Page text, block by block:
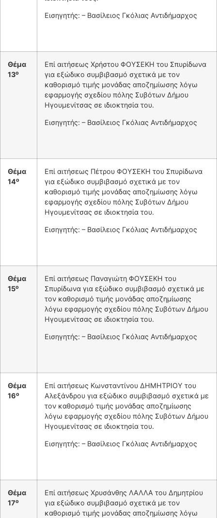
Εισηγητής: – Βασίλειος Γκόλιας Αντιδήμαρχος
Θέμα
13ο
Επί αιτήσεως Χρήστου ΦΟΥΣΕΚΗ του Σπυρίδωνα
για εξώδικο συμβιβασμό σχετικά με τον
καθορισμό τιμής μονάδας αποζημίωσης λόγω
εφαρμογής σχεδίου πόλης Συβότων Δήμου
Ηγουμενίτσας σε ιδιοκτησία του.
Εισηγητής: – Βασίλειος Γκόλιας Αντιδήμαρχος
Θέμα
14ο
Επί αιτήσεως Πέτρου ΦΟΥΣΕΚΗ του Σπυρίδωνα
για εξώδικο συμβιβασμό σχετικά με τον
καθορισμό τιμής μονάδας αποζημίωσης λόγω
εφαρμογής σχεδίου πόλης Συβότων Δήμου
Ηγουμενίτσας σε ιδιοκτησία του.
Εισηγητής: – Βασίλειος Γκόλιας Αντιδήμαρχος
Θέμα
15ο
Επί αιτήσεως Παναγιώτη ΦΟΥΣΕΚΗ του
Σπυρίδωνα για εξώδικο συμβιβασμό σχετικά με
τον καθορισμό τιμής μονάδας αποζημίωσης
λόγω εφαρμογής σχεδίου πόλης Συβότων Δήμου
Ηγουμενίτσας σε ιδιοκτησία του.
Εισηγητής: – Βασίλειος Γκόλιας Αντιδήμαρχος
Θέμα
16ο
Επί αιτήσεως Κωνσταντίνου ΔΗΜΗΤΡΙΟΥ του
Αλεξάνδρου για εξώδικο συμβιβασμό σχετικά με
τον καθορισμό τιμής μονάδας αποζημίωσης
λόγω εφαρμογής σχεδίου πόλης Συβότων Δήμου
Ηγουμενίτσας σε ιδιοκτησία του.
Εισηγητής: – Βασίλειος Γκόλιας Αντιδήμαρχος
Θέμα
17ο
Επί αιτήσεως Χρυσάνθης ΛΑΛΛΑ του Δημητρίου
για εξώδικο συμβιβασμό σχετικά με τον
καθορισμό τιμής μονάδας αποζημίωσης λόγω